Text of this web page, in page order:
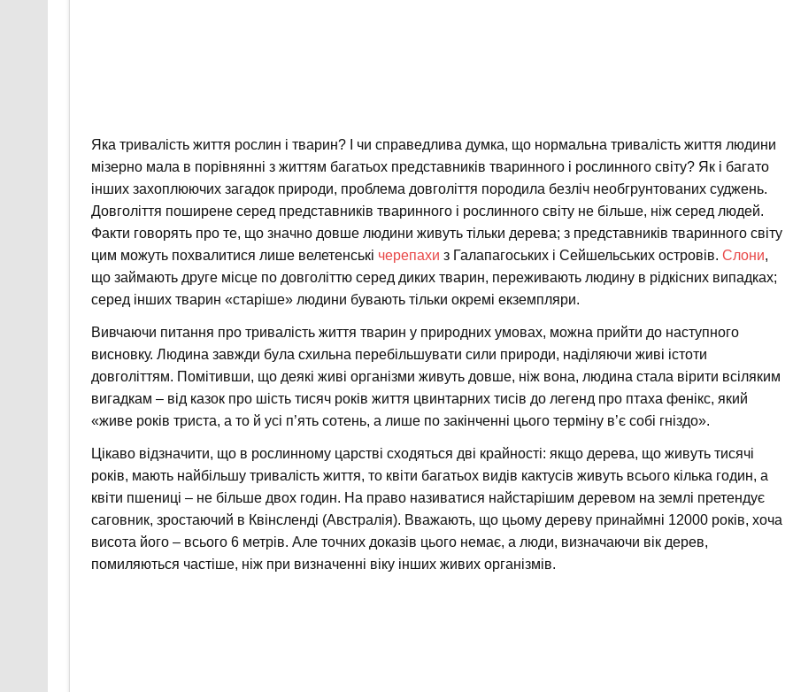
Яка тривалість життя рослин і тварин? І чи справедлива думка, що нормальна тривалість життя людини
мізерно мала в порівнянні з життям багатьох представників тваринного і рослинного світу? Як і багато
інших захоплюючих загадок природи, проблема довголіття породила безліч необгрунтованих суджень.
Довголіття поширене серед представників тваринного і рослинного світу не більше, ніж серед людей.
Факти говорять про те, що значно довше людини живуть тільки дерева; з представників тваринного світу
цим можуть похвалитися лише велетенські черепахи з Галапагоських і Сейшельських островів. Слони,
що займають друге місце по довголіттю серед диких тварин, переживають людину в рідкісних випадках;
серед інших тварин «старіше» людини бувають тільки окремі екземпляри.
Вивчаючи питання про тривалість життя тварин у природних умовах, можна прийти до наступного
висновку. Людина завжди була схильна перебільшувати сили природи, наділяючи живі істоти
довголіттям. Помітивши, що деякі живі організми живуть довше, ніж вона, людина стала вірити всіляким
вигадкам – від казок про шість тисяч років життя цвинтарних тисів до легенд про птаха фенікс, який
«живе років триста, а то й усі п’ять сотень, а лише по закінченні цього терміну в’є собі гніздо».
Цікаво відзначити, що в рослинному царстві сходяться дві крайності: якщо дерева, що живуть тисячі
років, мають найбільшу тривалість життя, то квіти багатьох видів кактусів живуть всього кілька годин, а
квіти пшениці – не більше двох годин. На право називатися найстарішим деревом на землі претендує
саговник, зростаючий в Квінсленді (Австралія). Вважають, що цьому дереву принаймні 12000 років, хоча
висота його – всього 6 метрів. Але точних доказів цього немає, а люди, визначаючи вік дерев,
помиляються частіше, ніж при визначенні віку інших живих організмів.